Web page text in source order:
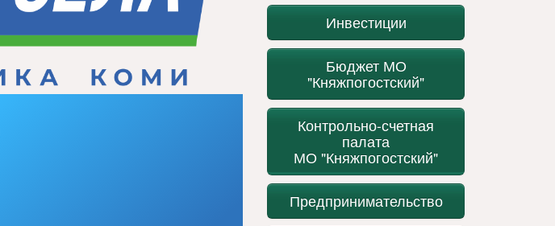
Инвестиции
Бюджет МО
"Княжпогостский"
Контрольно-счетная
палата
МО "Княжпогостский"
Предпринимательство